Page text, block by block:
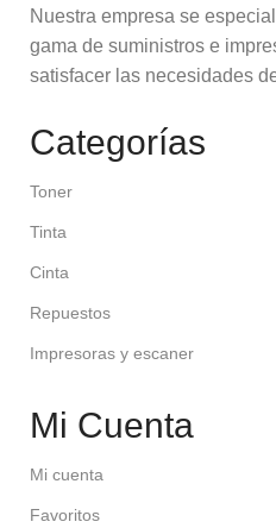
Nuestra empresa se
gama de suministros e
satisfacer las necesidades
Categorías
Toner
Tinta
Cinta
Repuestos
Impresoras y escaner
Mi Cuenta
Mi cuenta
Favoritos